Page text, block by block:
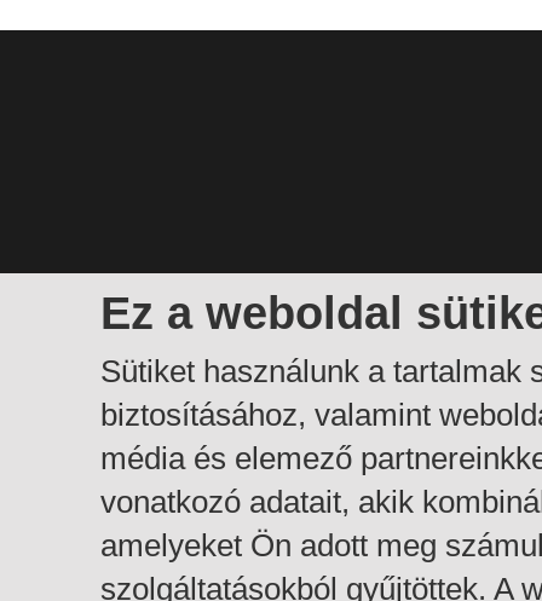
Ez a weboldal
Sütiket használunk a tartalmak
biztosításához, valamint
média és elemező
vonatkozó adatait, akik
amelyeket Ön adott meg
szolgáltatásokból gyűjtöttek. A